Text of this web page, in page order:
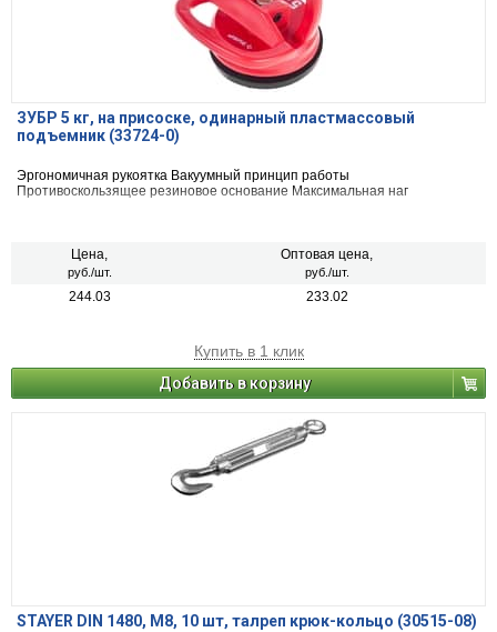
ЗУБР 5 кг, на присоске, одинарный пластмассовый
подъемник (33724-0)
Эргономичная рукоятка Вакуумный принцип работы
Противоскользящее резиновое основание Максимальная наг
Цена,
руб./шт.
Оптовая цена,
руб./шт.
244.03 233.02
Купить в 1 клик
Добавить в корзину
STAYER DIN 1480, М8, 10 шт, талреп крюк-кольцо (30515-08)